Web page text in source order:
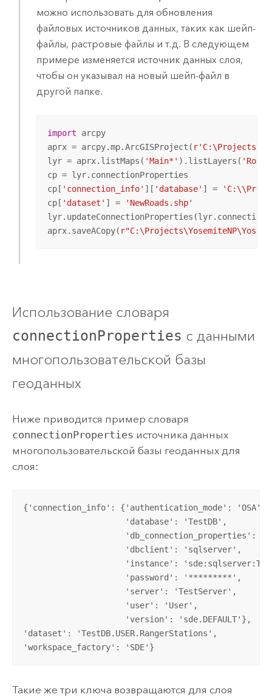
можно использовать для обновления
файловых источников данных, таких как шейп-
файлы, растровые файлы и т.д. В следующем
примере изменяется источник данных слоя,
чтобы он указывал на новый шейп-файл в
другой папке.
import arcpy
aprx = arcpy.mp.ArcGISProject(
lyr = aprx.listMaps( 'Main*' ).listLayers(
cp = lyr.connectionProperties
cp[ 'connection_info' ][ 'database' ] =
cp[ 'dataset' ] =
'NewRoads.shp'
aprx.saveACopy(
Использование словаря
connectionProperties с данными
многопользовательской базы
геоданных
Ниже приводится пример словаря
connectionProperties источника данных
многопользовательской базы геоданных для
слоя:
{'connection_info':
'database':
'dbclient':
'instance':
'password':
'server':
'user':
                     'version': 'sde.DEFAULT'},
'dataset': 'TestDB.USER.RangerStations',
'workspace_factory': 'SDE'}
Такие же три ключа возвращаются для слоя